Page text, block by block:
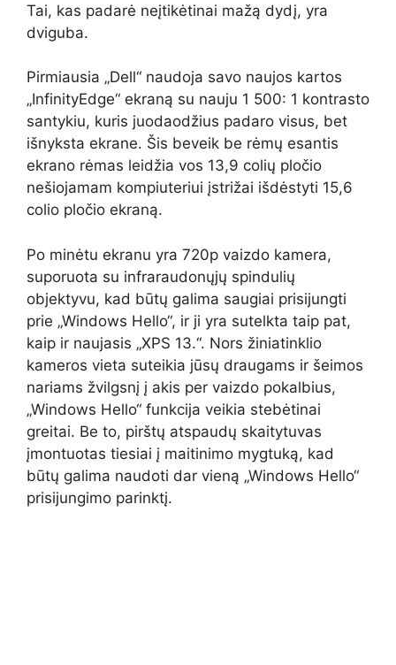
Tai, kas padarė neįtikėtinai mažą dydį, yra
dviguba.
Pirmiausia „Dell“ naudoja savo naujos kartos
„InfinityEdge“ ekraną su nauju 1 500: 1 kontrasto
santykiu, kuris juodaodžius padaro visus, bet
išnyksta ekrane. Šis beveik be rėmų esantis
ekrano rėmas leidžia vos 13,9 colių pločio
nešiojamam kompiuteriui įstrižai išdėstyti 15,6
colio pločio ekraną.
Po minėtu ekranu yra 720p vaizdo kamera,
suporuota su infraraudonųjų spindulių
objektyvu, kad būtų galima saugiai prisijungti
prie „Windows Hello“, ir ji yra sutelkta taip pat,
kaip ir naujasis „XPS 13.“. Nors žiniatinklio
kameros vieta suteikia jūsų draugams ir šeimos
nariams žvilgsnį į akis per vaizdo pokalbius,
„Windows Hello“ funkcija veikia stebėtinai
greitai. Be to, pirštų atspaudų skaitytuvas
įmontuotas tiesiai į maitinimo mygtuką, kad
būtų galima naudoti dar vieną „Windows Hello“
prisijungimo parinktį.